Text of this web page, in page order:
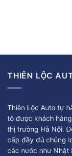
THIÊN LỘC
Thiên Lộc Auto tự
tô được khách
thị trường Hà Nội.
cấp đầy đủ chủng
các nước như Nhật